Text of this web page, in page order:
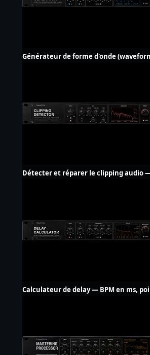
Générateur de forme d'onde
Détecter et réparer le clipping audio
Calculateur de delay — BPM en ms,